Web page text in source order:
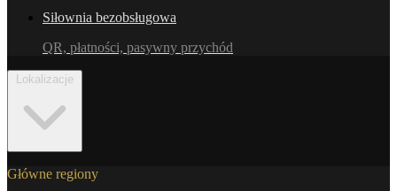
Siłownia bezobsługowa
QR, płatności, pasywny przychód
Główne regiony